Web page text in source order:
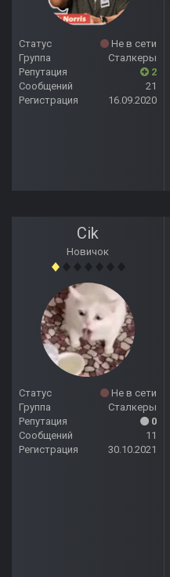
Статус
Не в сети
Группа
Сталкеры
Репутация
2
Сообщений
21
Регистрация
16.09.2020
Cik
Новичок
Статус
Не в сети
Группа
Сталкеры
Репутация
0
Сообщений
11
Регистрация
30.10.2021